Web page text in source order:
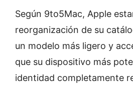
Según 9to5Mac, Apple
reorganización de su
un modelo más ligero y
que su dispositivo más
identidad completamente